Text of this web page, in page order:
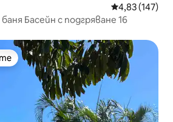
Средна
4,83 (147)
баня Басейн с подгряване 16
на гостите